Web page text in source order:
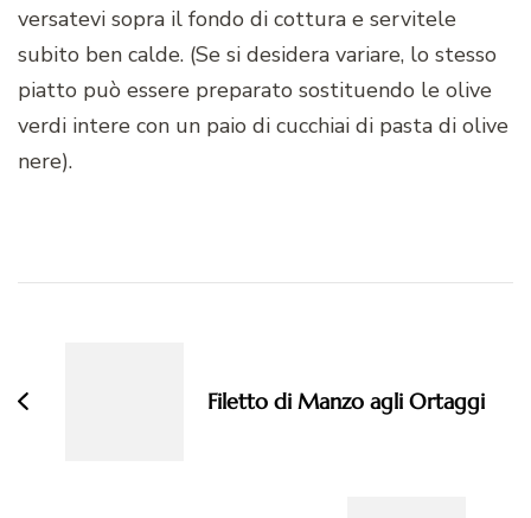
versatevi sopra il fondo di cottura e servitele
subito ben calde. (Se si desidera variare, lo stesso
piatto può essere preparato sostituendo le olive
verdi intere con un paio di cucchiai di pasta di olive
nere).
Filetto di Manzo agli Ortaggi